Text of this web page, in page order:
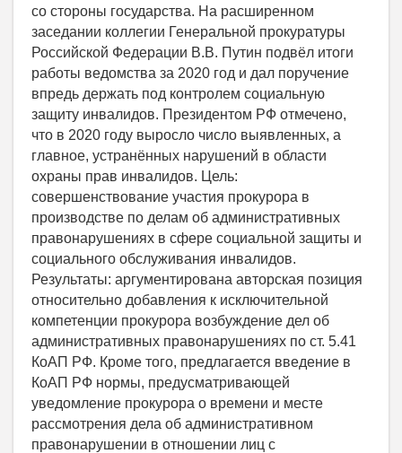
со стороны государства. На расширенном
заседании коллегии Генеральной прокуратуры
Российской Федерации В.В. Путин подвёл итоги
работы ведомства за 2020 год и дал поручение
впредь держать под контролем социальную
защиту инвалидов. Президентом РФ отмечено,
что в 2020 году выросло число выявленных, а
главное, устранённых нарушений в области
охраны прав инвалидов. Цель:
совершенствование участия прокурора в
производстве по делам об административных
правонарушениях в сфере социальной защиты и
социального обслуживания инвалидов.
Результаты: аргументирована авторская позиция
относительно добавления к исключительной
компетенции прокурора возбуждение дел об
административных правонарушениях по ст. 5.41
КоАП РФ. Кроме того, предлагается введение в
КоАП РФ нормы, предусматривающей
уведомление прокурора о времени и месте
рассмотрения дела об административном
правонарушении в отношении лиц с